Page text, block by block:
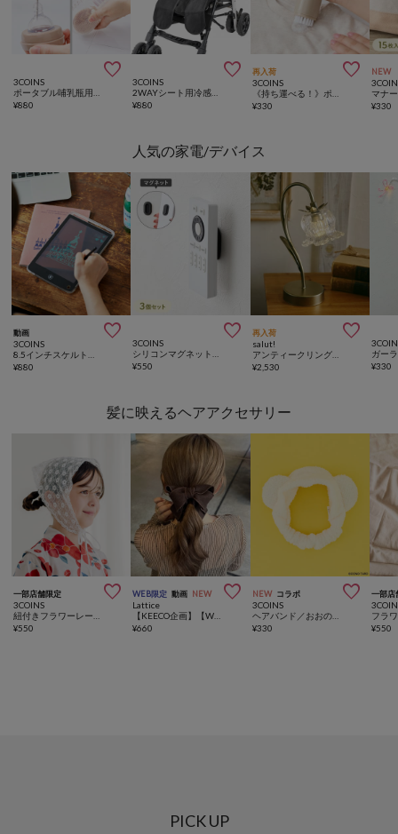

3COINS
¥880

3COINS
¥880
再入荷 
3COINS
¥330
NEW
¥330
人気の家電/デバイス
動画 
3COINS
¥880

3COINS
¥550
再入荷 
salut!
アンティークリングフラワーLEDライト／vieille beauté
¥2,530 ¥330
髪に映えるヘアアクセサリー
一部店舗限定 
3COINS
¥550
WEB限定 動画 NEW 
Lattice
¥660
NEW コラボ 
3COINS
ヘアバンド／おおのたろう
¥330
一部店
¥550
PICK UP